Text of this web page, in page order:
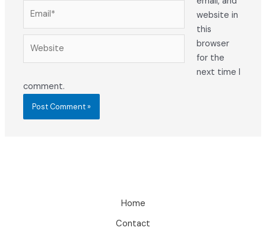
website in
this
browser
for the
next time I
comment.
Home
Contact